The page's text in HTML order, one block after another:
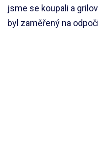
jsme se koupali a
byl zaměřený na